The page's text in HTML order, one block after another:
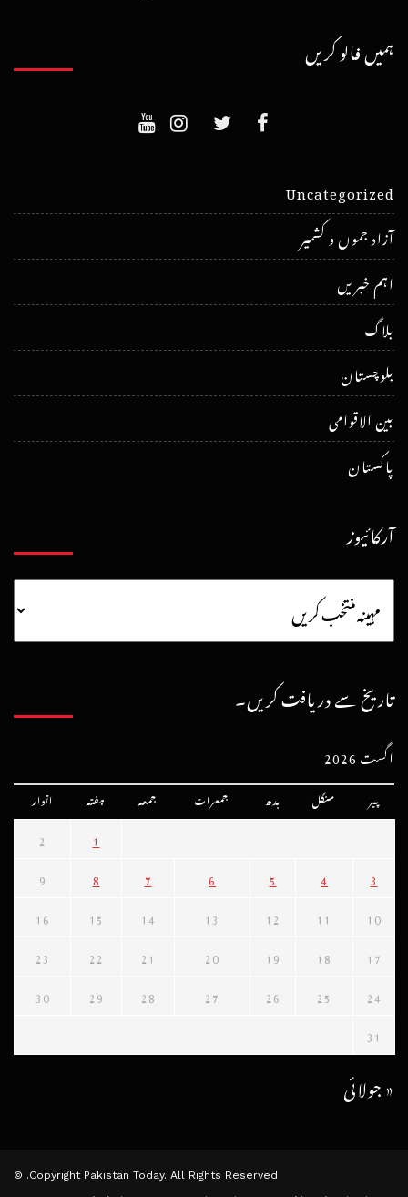
ہمیں فالو کریں
Uncategorized
آزاد جموں و کشمیر
اہم خبریں
بلاگ
بلوچستان
بین الاقوامی
پاکستان
آرکائیوز
تاریخ سے دریافت کریں۔
اگست 2026
پیر منگل بدھ جمعرات جمعہ ہفتہ اتوار
1
2
3
4
5
6
7
8
9
10
11
12
13
14
15
16
17
18
19
20
21
22
23
24
25
26
27
28
29
30
31
« جولائی
Copyright Pakistan Today. All Rights Reserved. ©